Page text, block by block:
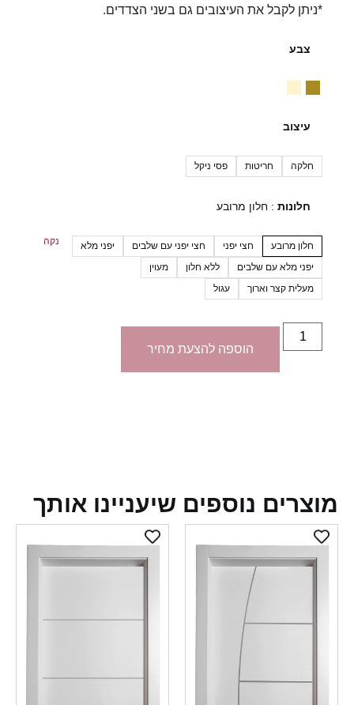
*ניתן לקבל את העיצובים גם בשני הצדדים.
חריטות פסי ניקל
חלונות חלון מרובע
חלון מרובע חצי יפני חצי יפני עם שלבים
יפני מלא
יפני מלא עם שלבים
ללא חלון
מעוין
מעלית קצר וארוך
עגול
נקה
הוספה להצעת מחיר
נוספים שיעניינו אותך